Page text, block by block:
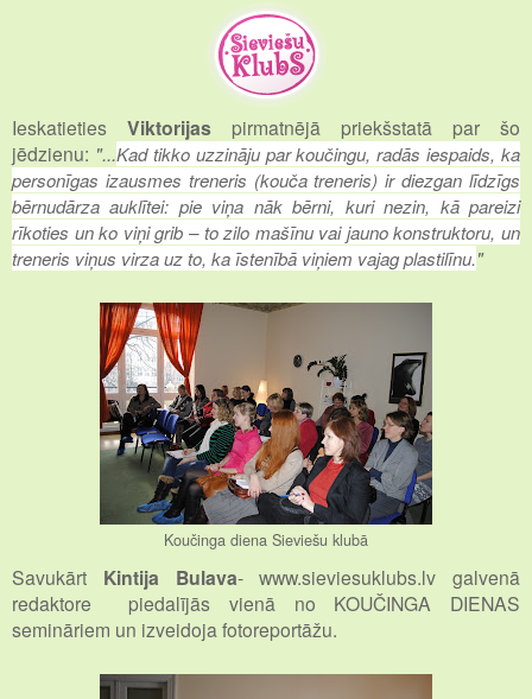
Ieskatieties Viktorijas pirmatnējā priekšstatā par šo
jēdzienu: "...Kad tikko uzzināju par koučingu, radās iespaids, ka
personīgas izausmes treneris (kouča treneris) ir diezgan līdzīgs
bērnudārza auklītei: pie viņa nāk bērni, kuri nezin, kā pareizi
rīkoties un ko viņi grib – to zilo mašīnu vai jauno konstruktoru, un
treneris viņus virza uz to, ka īstenībā viņiem vajag plastilīnu."
Koučinga diena Sieviešu klubā
Savukārt Kintija Bulava- www.sieviesuklubs.lv galvenā
redaktore piedalījās vienā no KOUČINGA DIENAS
semināriem un izveidoja fotoreportāžu.